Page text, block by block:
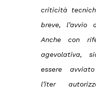
criticità
breve, l’avvio
Anche con
agevolativa,
essere
l’iter